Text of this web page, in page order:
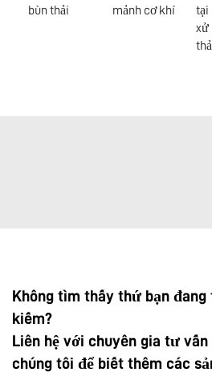
bùn thải
mảnh cơ khí
tại
xử
Không tìm thấy thứ bạn đang
kiếm?
Liên hệ với chuyên gia tư vấn
chúng tôi để biết thêm các